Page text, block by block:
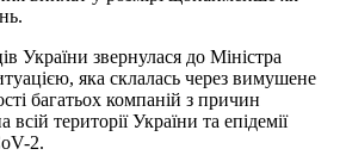
України звернулася до Міністра
яка склалась через вимушене
багатьох компаній з причин
території України та епідемії
2.